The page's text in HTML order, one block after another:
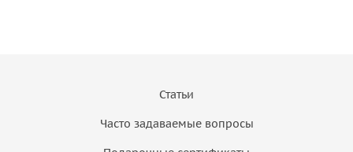
Статьи
Часто задаваемые вопросы